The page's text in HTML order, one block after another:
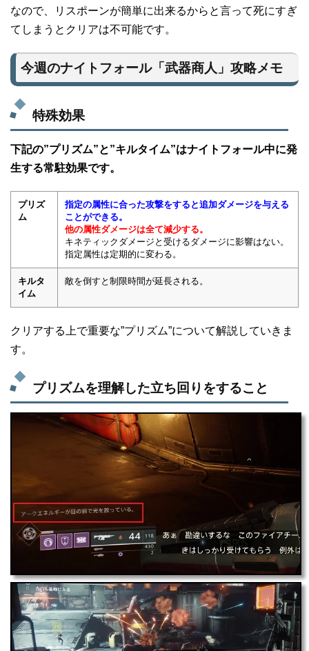
なので、リスポーンが簡単に出来るからと言って死にすぎ
てしまうとクリアは不可能です。
今週のナイトフォール「武器商人」攻略メモ
特殊効果
下記の”プリズム”と”キルタイム”はナイトフォール中に発
生する常駐効果です。
プリズ
ム
指定の属性に合った攻撃をすると追加ダメージを与える
ことができる。
他の属性ダメージは全て減少する。
キネティックダメージと受けるダメージに影響はない。
指定属性は定期的に変わる。
キルタ
イム
敵を倒すと制限時間が延長される。
クリアする上で重要な”プリズム”について解説していきま
す。
プリズムを理解した立ち回りをすること